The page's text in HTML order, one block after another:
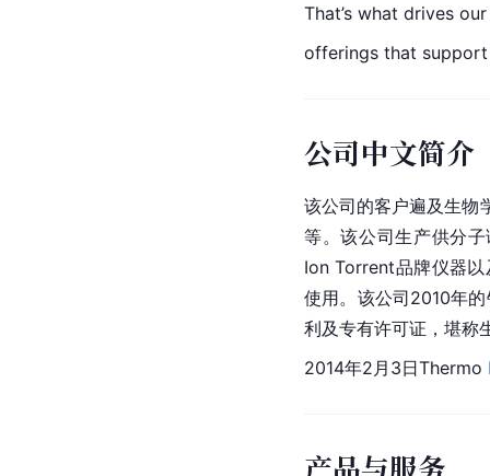
That’s what drives
offerings that
公司中文简介
该公司的客户遍及生物
等。该公司生产供分
Ion Torrent品牌仪器
使用。该公司2010年
利及专有许可证，堪称
2014年2月3日Thermo
产品与服务